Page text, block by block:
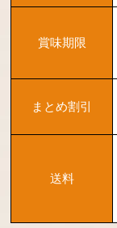
賞味期限
まとめ割引
送料